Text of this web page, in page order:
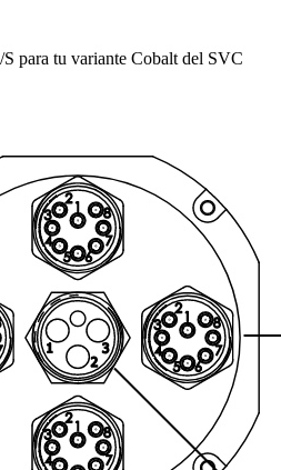
para tu variante Cobalt del SVC